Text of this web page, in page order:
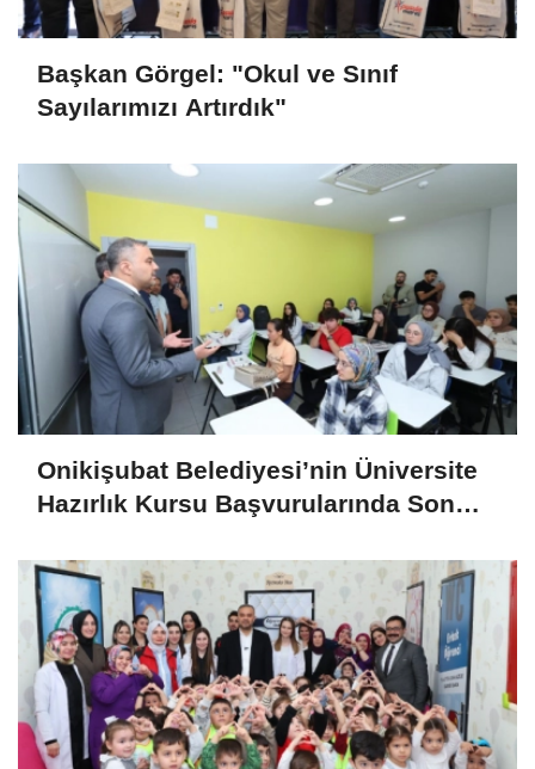
Başkan Görgel: "Okul ve Sınıf
Sayılarımızı Artırdık"
Onikişubat Belediyesi’nin Üniversite
Hazırlık Kursu Başvurularında Son